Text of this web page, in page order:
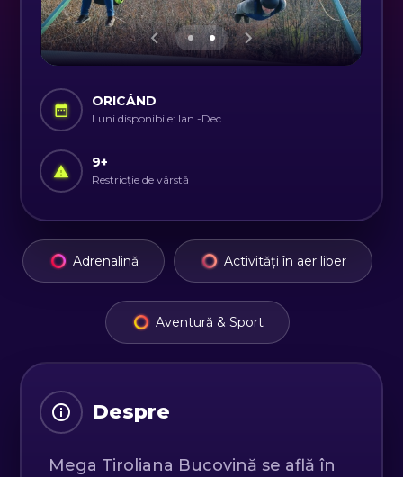
ORICÂND
Luni disponibile: Ian.-Dec.
9+
Restricție de vârstă
Adrenalină Activități în aer liber
Aventură & Sport
Despre
Mega Tiroliana Bucovină se află în